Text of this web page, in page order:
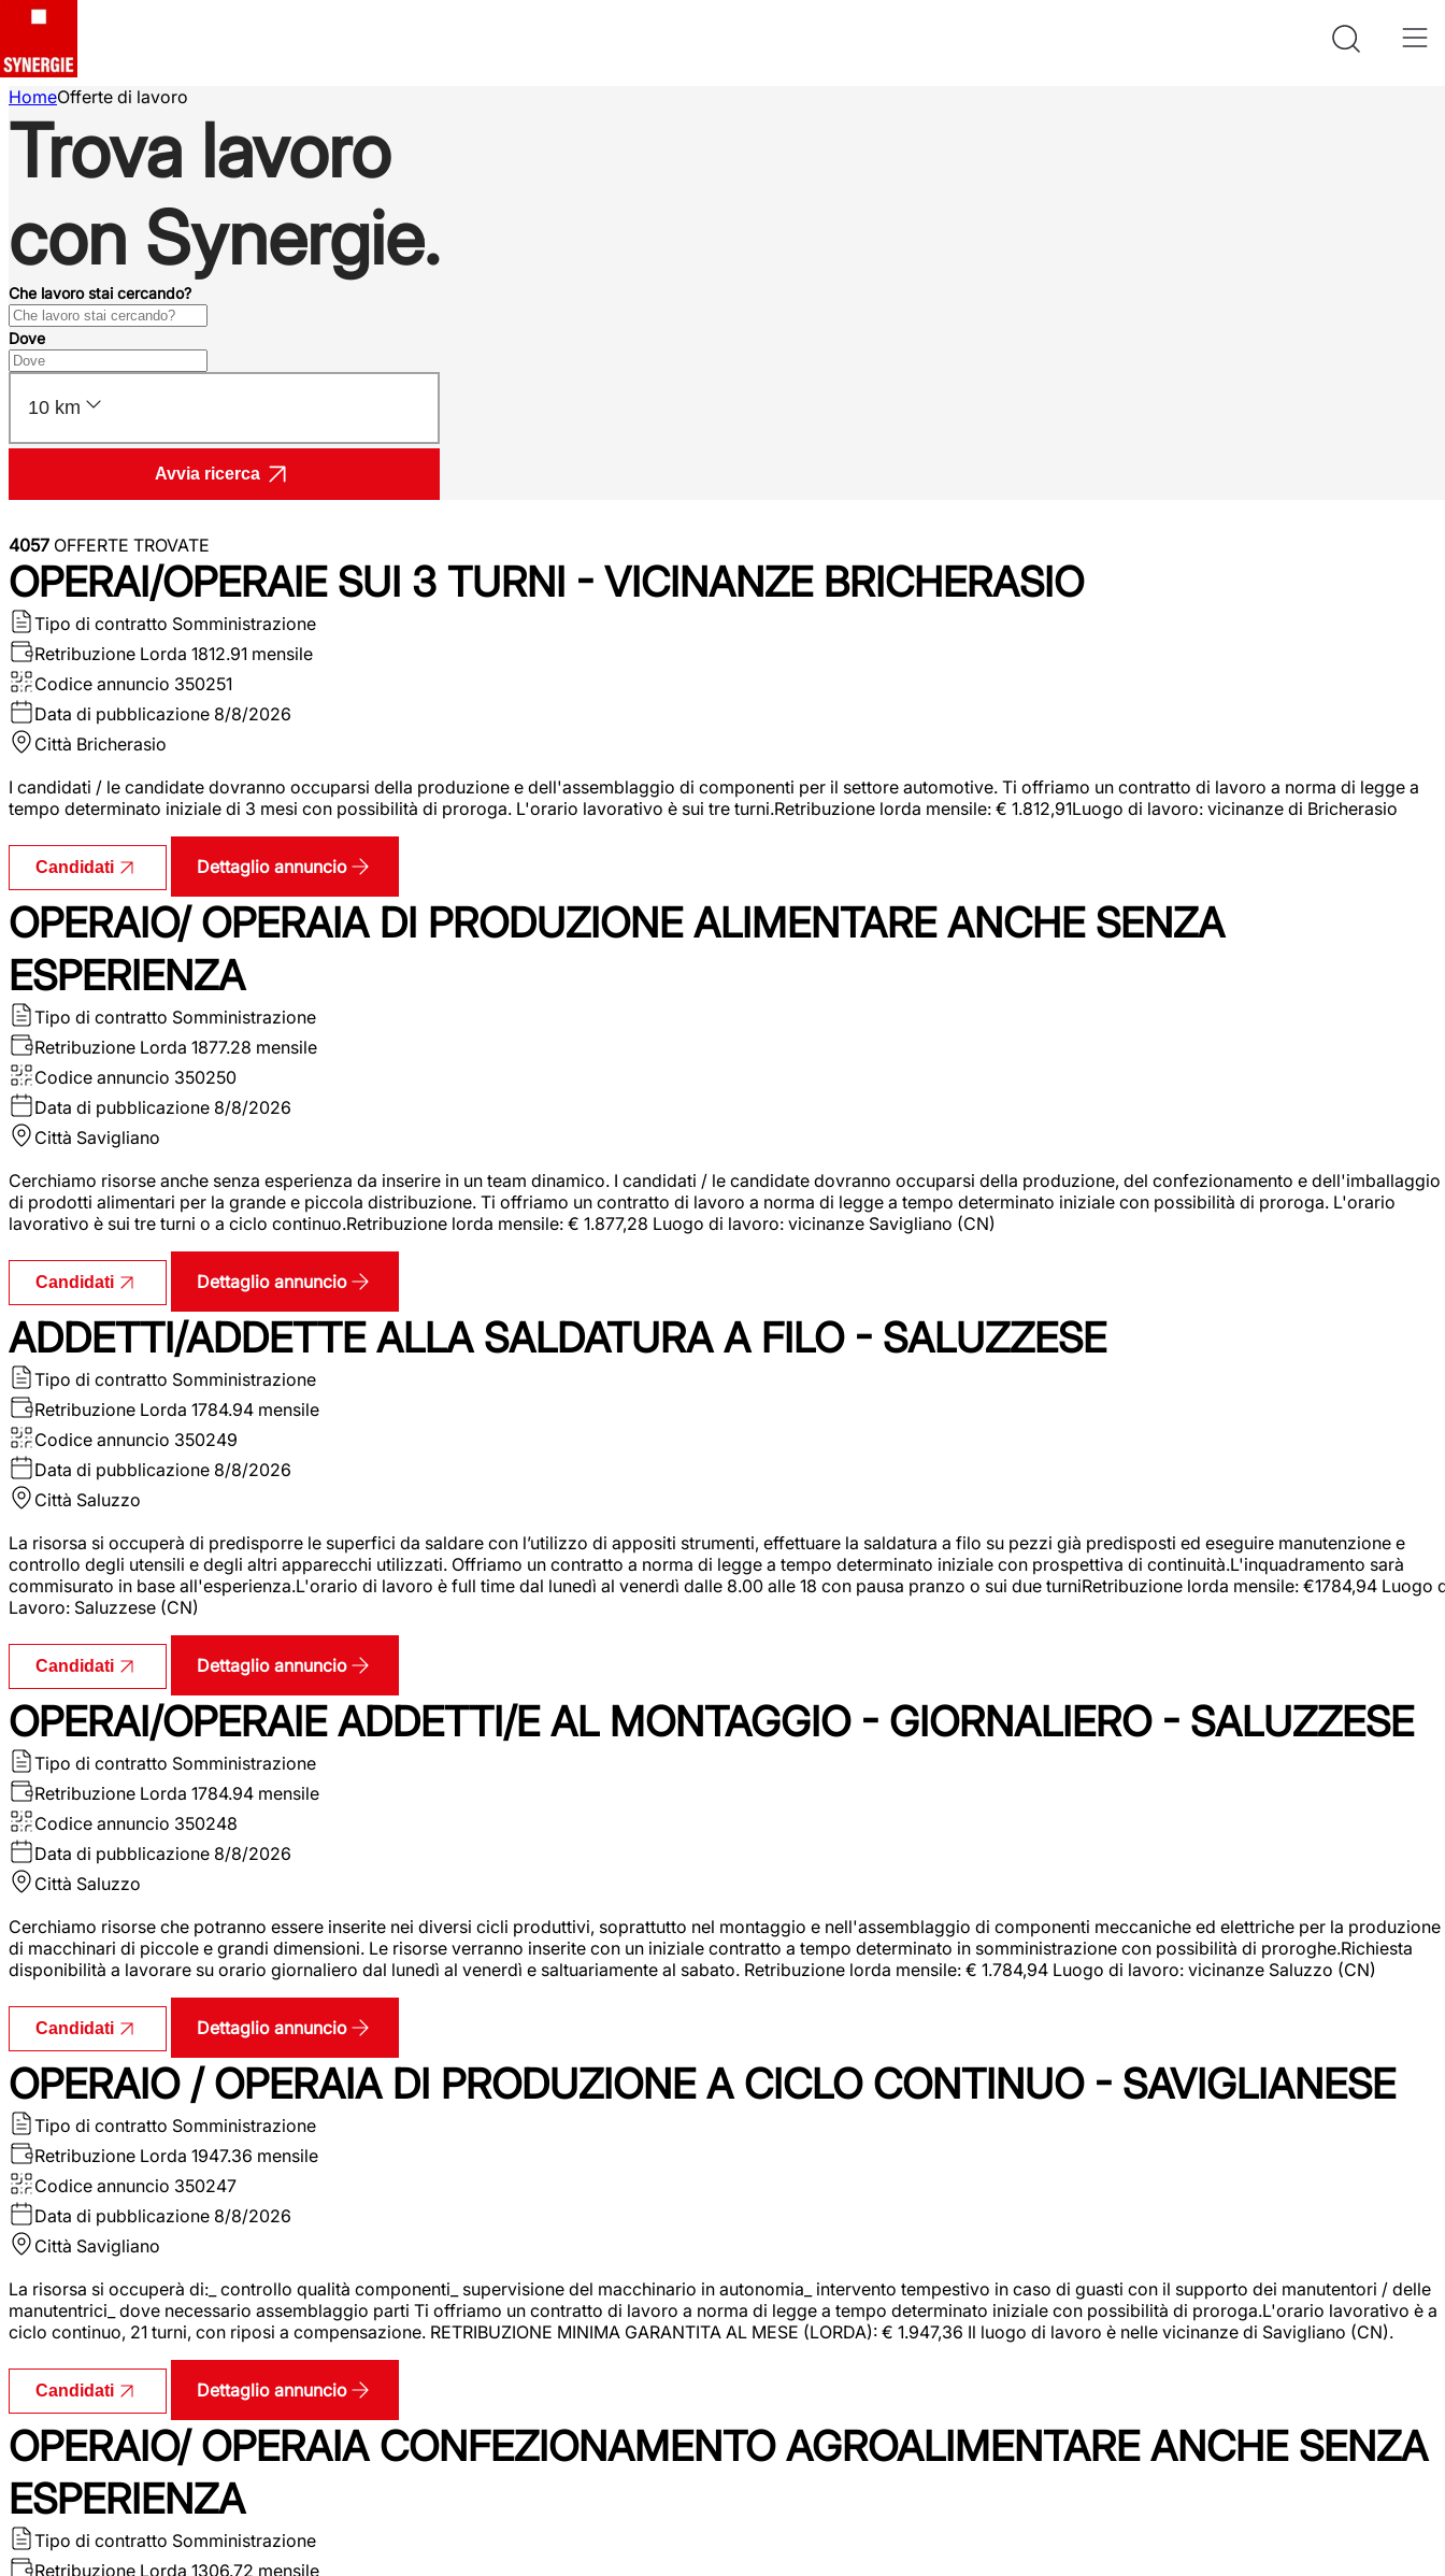
HomeOfferte di lavoro
Trova lavoro
con Synergie.
Che lavoro stai cercando?
Dove
10 km
Avvia ricerca
4057 OFFERTE TROVATE
OPERAI/OPERAIE SUI 3 TURNI - VICINANZE BRICHERASIO
Tipo di contratto Somministrazione
Retribuzione Lorda 1812.91 mensile
Codice annuncio 350251
Data di pubblicazione 8/8/2026
Città Bricherasio
I candidati / le candidate dovranno occuparsi della produzione e dell'assemblaggio di componenti per il settore automotive. Ti offriamo un contratto di lavoro a norma di legge a
tempo determinato iniziale di 3 mesi con possibilità di proroga. L'orario lavorativo è sui tre turni.Retribuzione lorda mensile: € 1.812,91Luogo di lavoro: vicinanze di Bricherasio
Candidati Dettaglio annuncio
OPERAIO/ OPERAIA DI PRODUZIONE ALIMENTARE ANCHE SENZA
ESPERIENZA
Tipo di contratto Somministrazione
Retribuzione Lorda 1877.28 mensile
Codice annuncio 350250
Data di pubblicazione 8/8/2026
Città Savigliano
Cerchiamo risorse anche senza esperienza da inserire in un team dinamico. I candidati / le candidate dovranno occuparsi della produzione, del confezionamento e dell'imballaggio
di prodotti alimentari per la grande e piccola distribuzione. Ti offriamo un contratto di lavoro a norma di legge a tempo determinato iniziale con possibilità di proroga. L'orario
lavorativo è sui tre turni o a ciclo continuo.Retribuzione lorda mensile: € 1.877,28 Luogo di lavoro: vicinanze Savigliano (CN)
Candidati Dettaglio annuncio
ADDETTI/ADDETTE ALLA SALDATURA A FILO - SALUZZESE
Tipo di contratto Somministrazione
Retribuzione Lorda 1784.94 mensile
Codice annuncio 350249
Data di pubblicazione 8/8/2026
Città Saluzzo
La risorsa si occuperà di predisporre le superfici da saldare con l’utilizzo di appositi strumenti, effettuare la saldatura a filo su pezzi già predisposti ed eseguire manutenzione e
controllo degli utensili e degli altri apparecchi utilizzati. Offriamo un contratto a norma di legge a tempo determinato iniziale con prospettiva di continuità.L'inquadramento sarà
commisurato in base all'esperienza.L'orario di lavoro è full time dal lunedì al venerdì dalle 8.00 alle 18 con pausa pranzo o sui due turniRetribuzione lorda mensile: €1784,94 Luogo
Lavoro: Saluzzese (CN)
Candidati Dettaglio annuncio
OPERAI/OPERAIE ADDETTI/E AL MONTAGGIO - GIORNALIERO - SALUZZESE
Tipo di contratto Somministrazione
Retribuzione Lorda 1784.94 mensile
Codice annuncio 350248
Data di pubblicazione 8/8/2026
Città Saluzzo
Cerchiamo risorse che potranno essere inserite nei diversi cicli produttivi, soprattutto nel montaggio e nell'assemblaggio di componenti meccaniche ed elettriche per la produzione
di macchinari di piccole e grandi dimensioni. Le risorse verranno inserite con un iniziale contratto a tempo determinato in somministrazione con possibilità di proroghe.Richiesta
disponibilità a lavorare su orario giornaliero dal lunedì al venerdì e saltuariamente al sabato. Retribuzione lorda mensile: € 1.784,94 Luogo di lavoro: vicinanze Saluzzo (CN)
Candidati Dettaglio annuncio
OPERAIO / OPERAIA DI PRODUZIONE A CICLO CONTINUO - SAVIGLIANESE
Tipo di contratto Somministrazione
Retribuzione Lorda 1947.36 mensile
Codice annuncio 350247
Data di pubblicazione 8/8/2026
Città Savigliano
La risorsa si occuperà di:_ controllo qualità componenti_ supervisione del macchinario in autonomia_ intervento tempestivo in caso di guasti con il supporto dei manutentori / delle
manutentrici_ dove necessario assemblaggio parti Ti offriamo un contratto di lavoro a norma di legge a tempo determinato iniziale con possibilità di proroga.L'orario lavorativo è a
ciclo continuo, 21 turni, con riposi a compensazione. RETRIBUZIONE MINIMA GARANTITA AL MESE (LORDA): € 1.947,36 Il luogo di lavoro è nelle vicinanze di Savigliano (CN).
Candidati Dettaglio annuncio
OPERAIO/ OPERAIA CONFEZIONAMENTO AGROALIMENTARE ANCHE SENZA
ESPERIENZA
Tipo di contratto Somministrazione
Retribuzione Lorda 1306.72 mensile